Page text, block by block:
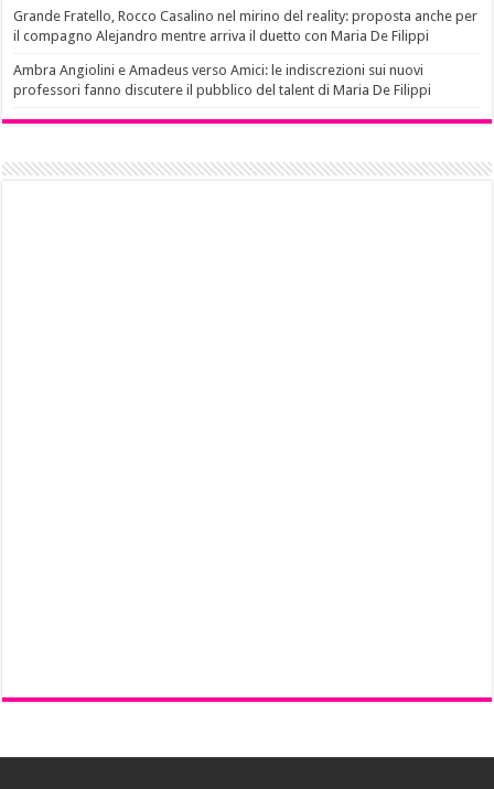
Grande Fratello, Rocco Casalino nel mirino del reality: proposta anche per
il compagno Alejandro mentre arriva il duetto con Maria De Filippi
Ambra Angiolini e Amadeus verso Amici: le indiscrezioni sui nuovi
professori fanno discutere il pubblico del talent di Maria De Filippi